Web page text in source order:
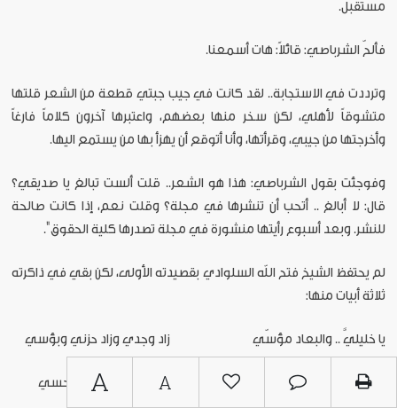
A A
مستقبل.
فألحّ الشرباصي: قائلاً: هات أسمعنا.
وترددت في الاستجابة.. لقد كانت في جيب جبتي قطعة من الشعر قلتها
متشوقاً لأهلي، لكن سخر منها بعضهم، واعتبرها آخرون كلاماً فارغاً
وأخرجتها من جيبي، وقرأتها، وأنا أتوقع أن يهزأ بها من يستمع اليها.
وفوجئت بقول الشرباصي: هذا هو الشعر.. قلت ألست تبالغ يا صديقي؟
قال: لا أبالغ .. أتحب أن تنشرها في مجلة؟ وقلت نعم، إذا كانت صالحة
للنشر. وبعد أسبوع رأيتها منشورة في مجلة تصدرها كلية الحقوق".
لم يحتفظ الشيخ فتح الله السلوادي بقصيدته الأولى، لكن بقي في ذاكرته
ثلاثة أبيات منها:
يا خليليَّ .. والبعاد مؤسّي زاد وجدي وزاد حزني وبؤسي
أين أمي؟ لم أحتمل بعد أمي صوتها لم يزل يشيع بحسي